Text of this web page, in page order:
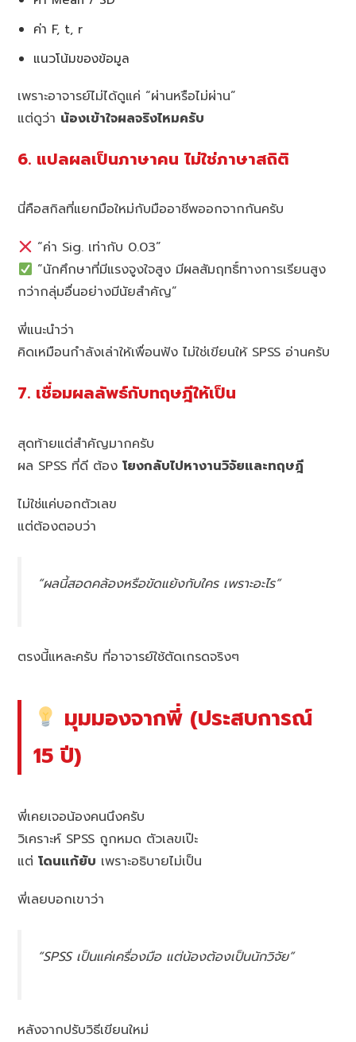
ค่า F, t, r
แนวโน้มของข้อมูล
เพราะอาจารย์ไม่ได้ดูแค่ “ผ่านหรือไม่ผ่าน”
แต่ดูว่า น้องเข้าใจผลจริงไหมครับ
6. แปลผลเป็นภาษาคน ไม่ใช่ภาษาสถิติ
นี่คือสกิลที่แยกมือใหม่กับมืออาชีพออกจากกันครับ
“ค่า Sig. เท่ากับ 0.03”
“นักศึกษาที่มีแรงจูงใจสูง มีผลสัมฤทธิ์ทางการเรียนสูง
กว่ากลุ่มอื่นอย่างมีนัยสำคัญ”
พี่แนะนำว่า
คิดเหมือนกำลังเล่าให้เพื่อนฟัง ไม่ใช่เขียนให้ SPSS อ่านครับ
7. เชื่อมผลลัพธ์กับทฤษฎีให้เป็น
สุดท้ายแต่สำคัญมากครับ
ผล SPSS ที่ดี ต้องโยงกลับไปหางานวิจัยและทฤษฎี
ไม่ใช่แค่บอกตัวเลข
แต่ต้องตอบว่า
“ผลนี้สอดคล้องหรือขัดแย้งกับใคร เพราะอะไร”
ตรงนี้แหละครับ ที่อาจารย์ใช้ตัดเกรดจริงๆ
มุมมองจากพี่ (ประสบการณ์
15 ปี)
พี่เคยเจอน้องคนนึงครับ
วิเคราะห์ SPSS ถูกหมด ตัวเลขเป๊ะ
แต่โดนแก้ยับ เพราะอธิบายไม่เป็น
พี่เลยบอกเขาว่า
“SPSS เป็นแค่เครื่องมือ แต่น้องต้องเป็นนักวิจัย”
หลังจากปรับวิธีเขียนใหม่